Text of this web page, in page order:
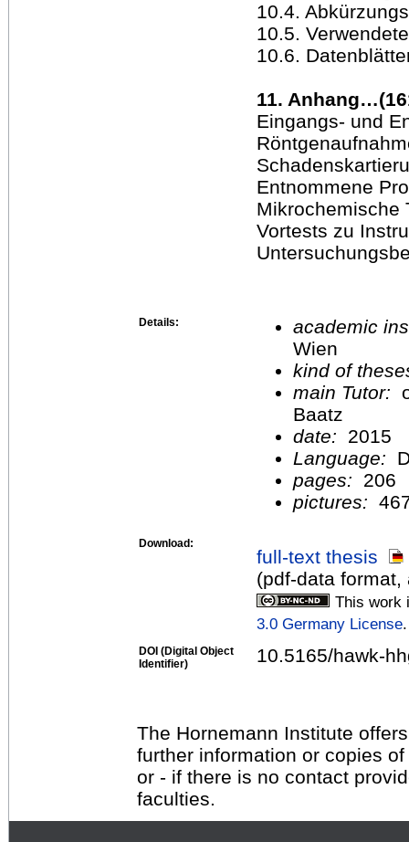
10.4.
10.5.
10.6.
11.
Eingangs- und
Entnommene
Vortests zu
Details:
academic
Wien
kind of
main Tutor:
Baatz
date:
2015
Language:
pages:
206
pictures:
Download:
full-text thesis
(pdf-data
This work
3.0 Germany License.
DOI (Digital Object
Identifier)
10.5165/hawk-
The Hornemann Institute
further information or copies
or - if there is no contact
faculties.